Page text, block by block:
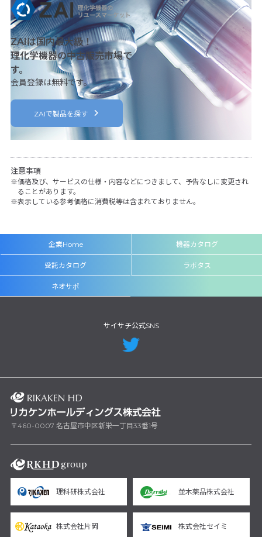
ZAIは国内最大級！
理化学機器の中古販売市場で
す。
会員登録は無料です。
ZAIで製品を探す
注意事項
価格及び、サービスの仕様・内容などにつきまして、予告なしに変更され
ることがあります。
表示している参考価格に消費税等は含まれておりません。
企業Home 機器カタログ
受託カタログ ラボタス
ネオサポ
サイサチ公式SNS
〒460-0007 名古屋市中区新栄一丁目33番1号
理科研株式会社 並木薬品株式会社
株式会社片岡 株式会社セイミ